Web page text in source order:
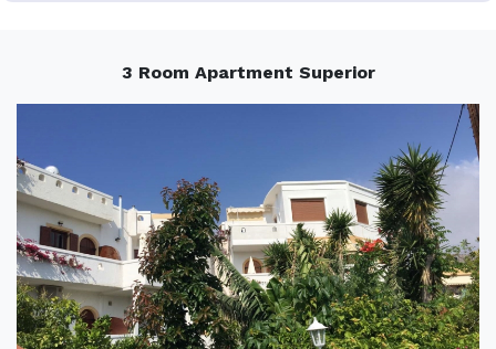
3 Room Apartment Superior